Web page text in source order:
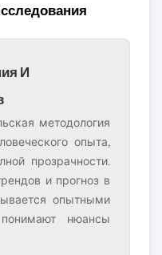
И
методология
опыта,
прозрачности.
и прогноз в
опытными
нюансы